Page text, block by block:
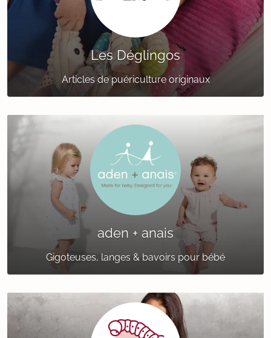
Les Déglingos
Articles de puériculture originaux
aden + anais
Gigoteuses, langes & bavoirs pour bébé